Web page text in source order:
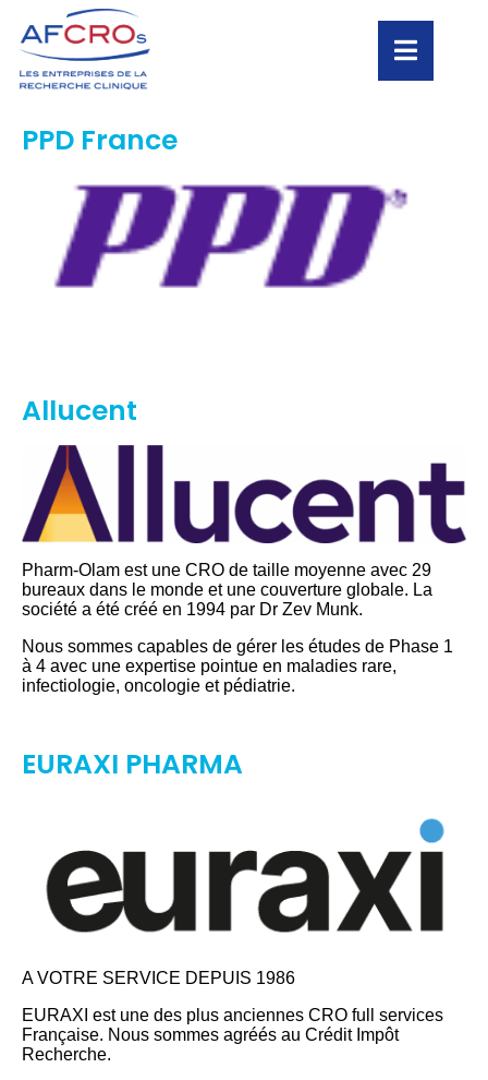
PPD France
Allucent
Pharm-Olam est une CRO de taille moyenne avec 29
bureaux dans le monde et une couverture globale. La
société a été créé en 1994 par Dr Zev Munk.
Nous sommes capables de gérer les études de Phase 1
à 4 avec une expertise pointue en maladies rare,
infectiologie, oncologie et pédiatrie.
EURAXI PHARMA
A VOTRE SERVICE DEPUIS 1986
EURAXI est une des plus anciennes CRO full services
Française. Nous sommes agréés au Crédit Impôt
Recherche.